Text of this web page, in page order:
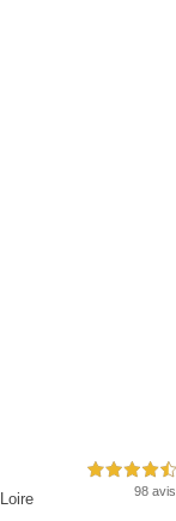
4,5 étoiles sur 5
98 avis